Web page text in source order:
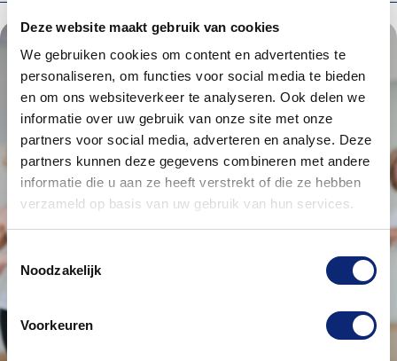
Deze website maakt gebruik van cookies
We gebruiken cookies om content en advertenties te
personaliseren, om functies voor social media te bieden
en om ons websiteverkeer te analyseren. Ook delen we
informatie over uw gebruik van onze site met onze
partners voor social media, adverteren en analyse. Deze
partners kunnen deze gegevens combineren met andere
informatie die u aan ze heeft verstrekt of die ze hebben
verzameld op basis van uw gebruik van hun services.
Noodzakelijk
Voorkeuren